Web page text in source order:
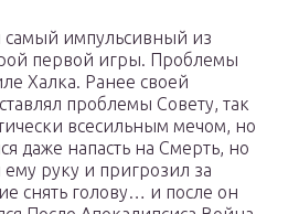
импульсивный из
первой игры. Проблемы
Халка. Ранее своей
проблемы Совету, так
всесильным мечом, но
даже напасть на Смерть, но
ему руку и пригрозил за
снять голову… и после он